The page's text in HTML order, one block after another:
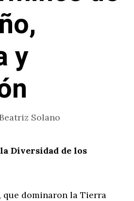
y
Solano
Diversidad de los
que dominaron la Tierra